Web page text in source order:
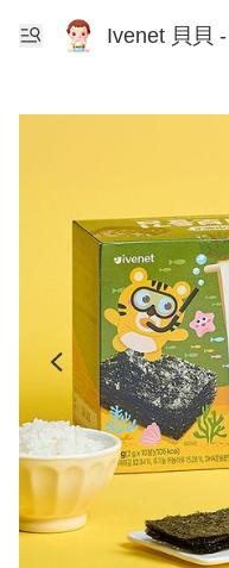
Ivenet 貝貝